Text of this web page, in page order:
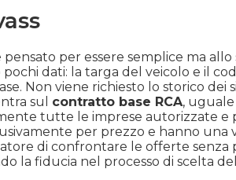
pensato per essere semplice ma
dati: la targa del veicolo e il
Non viene richiesto lo storico dei
sul contratto base RCA,
tutte le imprese autorizzate e
per prezzo e hanno una
di confrontare le offerte senza
la fiducia nel processo di scelta